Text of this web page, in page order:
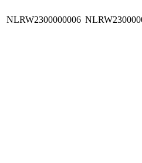
NLRW2300000006